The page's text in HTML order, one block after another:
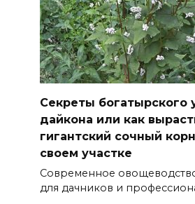
Секреты богатырского
дайкона или как
гигантский сочный
своем участке
Современное
для дачников и